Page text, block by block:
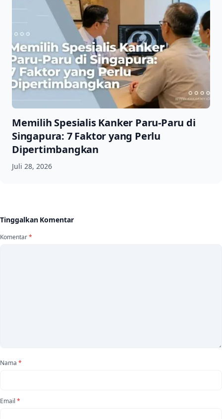
Memilih Spesialis Kanker Paru-Paru di
Singapura: 7 Faktor yang Perlu
Dipertimbangkan
Juli 28, 2026
Tinggalkan Komentar
Komentar *
Nama *
Email *